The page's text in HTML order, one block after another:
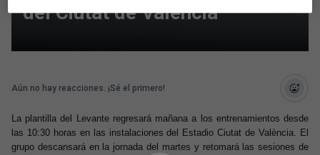
del Ciutat de València
Aún no hay reacciones. ¡Sé el primero!
La plantilla del Levante regresará mañana a los entrenamientos desde
las 10:30 horas en las instalaciones del Estadio Ciutat de València. El
grupo descansará en la jornada del martes y retomará las sesiones de